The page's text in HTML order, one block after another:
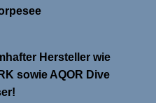
Hersteller wie
sowie AQOR Dive